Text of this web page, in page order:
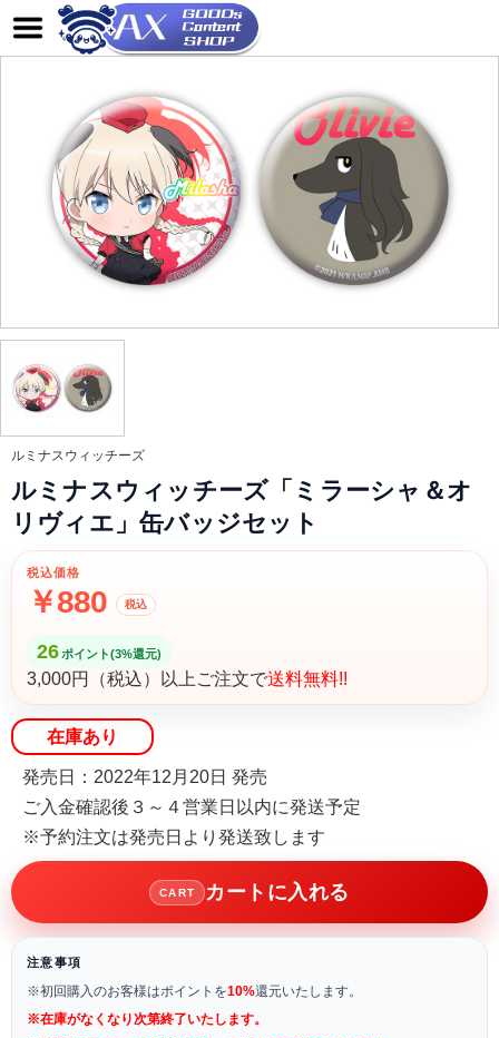
ルミナスウィッチーズ
ルミナスウィッチーズ「ミラーシャ＆オ
リヴィエ」缶バッジセット
税込価格
￥880 税込
26 ポイント(3%還元)
3,000円（税込）以上ご注文で送料無料!!
在庫あり
発売日：2022年12月20日 発売
ご入金確認後３～４営業日以内に発送予定
※予約注文は発売日より発送致します
CART カートに入れる
注意事項
※初回購入のお客様はポイントを10%還元いたします。
※在庫がなくなり次第終了いたします。